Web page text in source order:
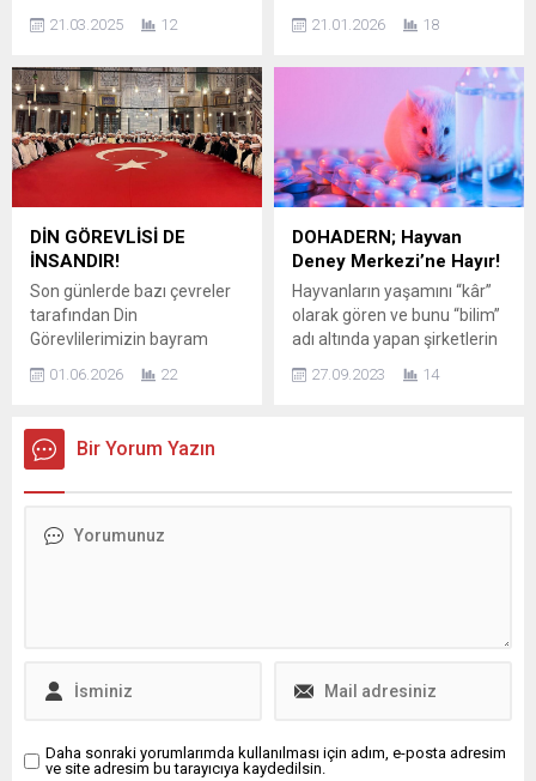
Kuvayı Milliye
ettikleri Türkiye Cumhuriyeti,
hukuki meşruiyet ve
anayasal haklar temelinde
vücut bulmuş, akıl ve bilimle
devrimleri ile çağdaş
uygarlık düzeyini aşma
hedefine yönelmiş,
istikbalimizin yegâne temeli
olarak ilelebet muhafaza ve
müdafaa etmekle görevli
olduğumuz en kıymetli
21.03.2025 12
Cumhurbaşkanı Rumen
istifa, kamuoyunda
tartışıldığı gibi bir son değil;
aksine ülkenin siyasal
geleceğini doğrudan
etkileyecek çok daha kritik
bir sürecin başlangıcıdır.
Bulgaristan Türkleri Kültür
ve Hizmet Derneği Genel
Başkanı Ulutürk, istifanın
biçiminden çok sonrasının
belirleyici olacağını
vurgulayarak, “Bugün artık...
21.01.2026 18
DİN GÖREVLİSİ DE
İNSANDIR!
Son günlerde bazı çevreler
tarafından Din
Görevlilerimizin bayram
izinleri ve Aileleriyle
üzerinden yapılan
değerlendirmeleri üzülerek
Şube Başkanı Ömer
manevi...
01.06.2026 22
DOHADERN; Hayvan
Deney Merkezi’ne Hayır!
Hayvanların yaşamını “kâr”
olarak gören ve bunu “bilim”
adı altında yapan şirketlerin
milyondan fazla hayvana
27.09.2023 14
Bir Yorum Yazın
Daha sonraki yorumlarımda kullanılması için adım, e-posta adresim
ve site adresim bu tarayıcıya kaydedilsin.